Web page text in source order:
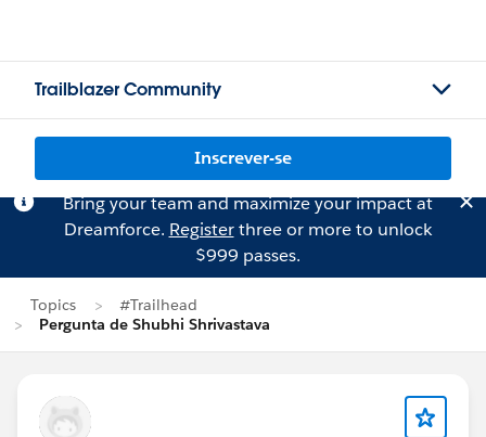
Trailblazer Community
Inscrever-se
Bring your team and maximize your impact at
Dreamforce. Registerthree or more to unlock
$999 passes.
Topics
#Trailhead
Pergunta de Shubhi Shrivastava